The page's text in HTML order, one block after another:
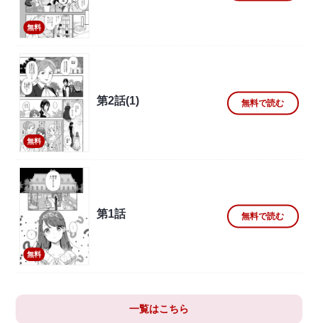
無料
無料
第2話(1) 無料で読む
無料
第1話 無料で読む
一覧はこちら